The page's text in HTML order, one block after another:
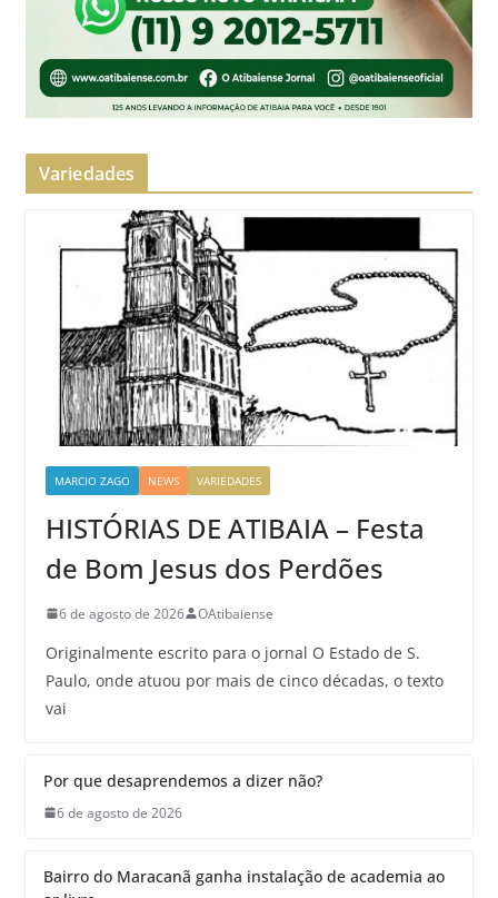
Variedades
MARCIO ZAGO NEWS VARIEDADES
HISTÓRIAS DE ATIBAIA – Festa
de Bom Jesus dos Perdões
6 de agosto de 2026 OAtibaiense
Originalmente escrito para o jornal O Estado de S.
Paulo, onde atuou por mais de cinco décadas, o texto
vai
Por que desaprendemos a dizer não?
6 de agosto de 2026
Bairro do Maracanã ganha instalação de academia ao